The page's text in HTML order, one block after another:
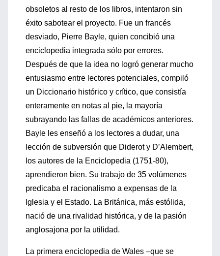
obsoletos al resto de los libros, intentaron sin
éxito sabotear el proyecto. Fue un francés
desviado, Pierre Bayle, quien concibió una
enciclopedia integrada sólo por errores.
Después de que la idea no logró generar mucho
entusiasmo entre lectores potenciales, compiló
un Diccionario histórico y crítico, que consistía
enteramente en notas al pie, la mayoría
subrayando las fallas de académicos anteriores.
Bayle les enseñó a los lectores a dudar, una
lección de subversión que Diderot y D’Alembert,
los autores de la Enciclopedia (1751-80),
aprendieron bien. Su trabajo de 35 volúmenes
predicaba el racionalismo a expensas de la
Iglesia y el Estado. La Británica, más estólida,
nació de una rivalidad histórica, y de la pasión
anglosajona por la utilidad.
La primera enciclopedia de Wales –que se